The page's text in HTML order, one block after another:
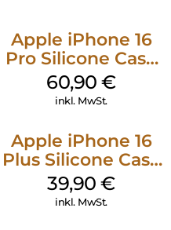
Apple iPhone 16
Pro Silicone Case
MagSafe Stone
Gray
60,90€
inkl. MwSt.
Apple iPhone 16
Plus Silicone Case
MagSafe Plum
39,90€
inkl. MwSt.